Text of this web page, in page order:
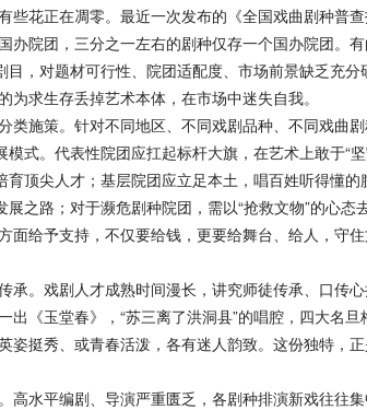
花正在凋零。最近一次发布的《全国戏曲剧种普查
办院团，三分之一左右的剧种仅存一个国办院团。
目，对题材可行性、院团适配度、市场前景缺乏充分
求生存丢掉艺术本体，在市场中迷失自我。
施策。针对不同地区、不同戏剧品种、不同戏曲剧
模式。代表性院团应扛起标杆大旗，在艺术上敢于“
育顶尖人才；基层院团应立足本土，唱百姓听得懂的
展之路；对于濒危剧种院团，需以“抢救文物”的心态
面给予支持，不仅要给钱，更要给舞台、给人，守
。戏剧人才成熟时间漫长，讲究师徒传承、口传
出《玉堂春》，“苏三离了洪洞县”的唱腔，四大名旦
姿挺秀、或青春活泼，各有迷人韵致。这份独特，
水平编剧、导演严重匮乏，各剧种排演新戏往往集